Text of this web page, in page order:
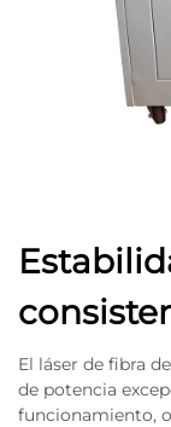
El láser de fibra
de potencia
funcionamiento,